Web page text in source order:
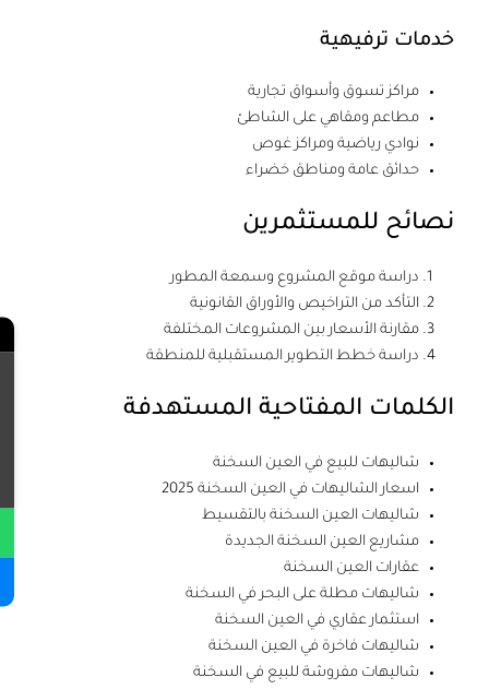
خدمات ترفيهية
مراكز تسوق وأسواق تجارية
مطاعم ومقاهي على الشاطئ
نوادي رياضية ومراكز غوص
حدائق عامة ومناطق خضراء
نصائح للمستثمرين
دراسة موقع المشروع وسمعة المطور
التأكد من التراخيص والأوراق القانونية
مقارنة الأسعار بين المشروعات المختلفة
دراسة خطط التطوير المستقبلية للمنطقة
الكلمات المفتاحية المستهدفة
شاليهات للبيع في العين السخنة
اسعار الشاليهات في العين السخنة 2025
شاليهات العين السخنة بالتقسيط
مشاريع العين السخنة الجديدة
عقارات العين السخنة
شاليهات مطلة على البحر في السخنة
استثمار عقاري في العين السخنة
شاليهات فاخرة في العين السخنة
شاليهات مفروشة للبيع في السخنة